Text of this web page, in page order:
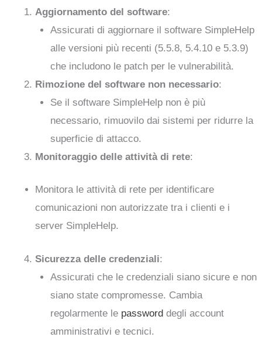
Aggiornamento del software:
Assicurati di aggiornare il software SimpleHelp
alle versioni più recenti (5.5.8, 5.4.10 e 5.3.9)
che includono le patch per le vulnerabilità.
Rimozione del software non necessario:
Se il software SimpleHelp non è più
necessario, rimuovilo dai sistemi per ridurre la
superficie di attacco.
Monitoraggio delle attività di rete:
Monitora le attività di rete per identificare
comunicazioni non autorizzate tra i clienti e i
server SimpleHelp.
Sicurezza delle credenziali:
Assicurati che le credenziali siano sicure e non
siano state compromesse. Cambia
regolarmente le passworddegli account
amministrativi e tecnici.